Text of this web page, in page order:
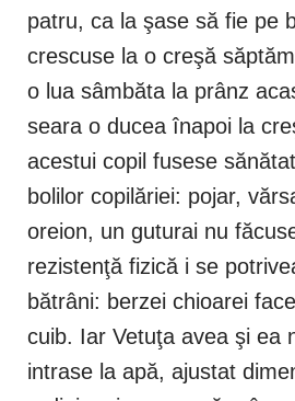
patru, ca la şase să fie pe
crescuse la o creşă
o lua sâmbăta la prânz
seara o ducea înapoi la
acestui copil fusese
bolilor copilăriei: pojar,
oreion, un guturai nu
rezistenţă fizică i se
bătrâni: berzei chioarei
cuib. Iar Vetuţa avea şi ea
intrase la apă, ajustat